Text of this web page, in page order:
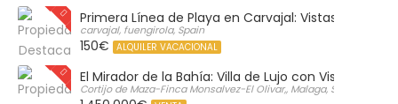
Primera Línea de Playa en Carvajal: Vistas al Mar y
carvajal, fuengirola, Spain
150€ ALQUILER VACACIONAL
El Mirador de la Bahía: Villa de Lujo con Vistas
Cortijo de Maza-Finca Monsalvez-El Olivar,, Malaga, Spain